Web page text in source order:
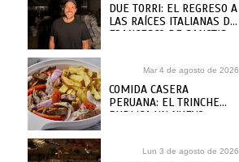
DUE TORRI: EL REGRESO A
LAS RAÍCES ITALIANAS DE
FRANCESCO DE SANCTIS
Mar 4 de agosto de 2026
COMIDA CASERA
PERUANA: EL TRINCHE
PUBLICA UN NUEVO
Lun 3 de agosto de 2026